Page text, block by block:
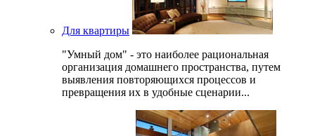
Для квартиры
"Умный дом" - это наиболее рациональная
организация домашнего пространства, путем
выявления повторяющихся процессов и
превращения их в удобные сценарии...